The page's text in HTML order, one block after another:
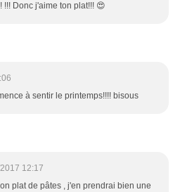
!!! Donc j'aime ton plat!!! 😍
à sentir le printemps!!!! bisous
12:17
plat de pâtes , j'en prendrai bien une